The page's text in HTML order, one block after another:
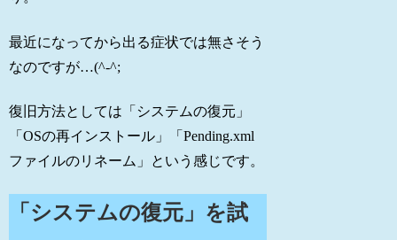
最近になってから出る症状では無さそう
なのですが…(^-^;
復旧方法としては「システムの復元」
「OSの再インストール」「Pending.xml
ファイルのリネーム」という感じです。
「システムの復元」を試